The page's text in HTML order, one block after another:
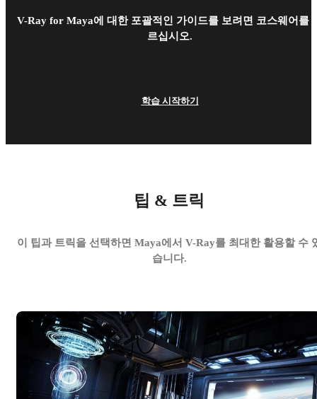
V-Ray for Maya에 대한 포괄적인 가이드를 보려면 코스웨어를
르십시오.
학습 시작하기
팁 & 트릭
이 팁과 트릭을 선택하면 Maya에서 V-Ray를 최대한 활용할 수
습니다.